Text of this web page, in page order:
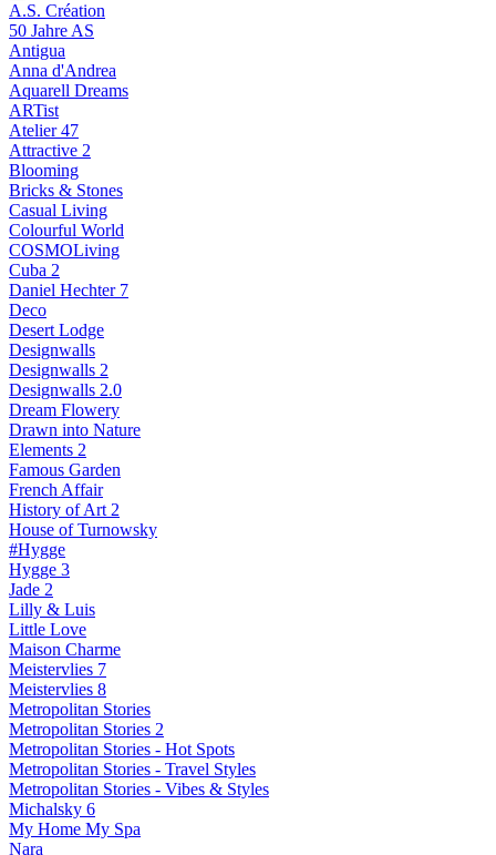
A.S. Création
50 Jahre AS
Antigua
Anna d'Andrea
Aquarell Dreams
ARTist
Atelier 47
Attractive 2
Blooming
Bricks & Stones
Casual Living
Colourful World
COSMOLiving
Cuba 2
Daniel Hechter 7
Deco
Desert Lodge
Designwalls
Designwalls 2
Designwalls 2.0
Dream Flowery
Drawn into Nature
Elements 2
Famous Garden
French Affair
History of Art 2
House of Turnowsky
#Hygge
Hygge 3
Jade 2
Lilly & Luis
Little Love
Maison Charme
Meistervlies 7
Meistervlies 8
Metropolitan Stories
Metropolitan Stories 2
Metropolitan Stories - Hot Spots
Metropolitan Stories - Travel Styles
Metropolitan Stories - Vibes & Styles
Michalsky 6
My Home My Spa
Nara